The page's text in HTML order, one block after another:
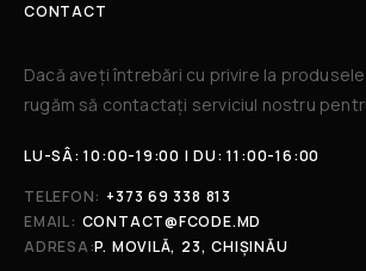
CONTACT
Dacă aveți întrebări cu privire la
rugăm să contactați serviciul nostru
LU-SÂ: 10:00-19:00 | DU: 11:00-16:00
TELEFON: +373 69 338 813
EMAIL: CONTACT@FCODE.MD
ADRESA:P. MOVILĂ, 23, CHIȘINĂU